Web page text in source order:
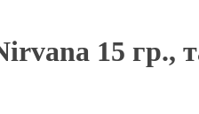
15 гр.,